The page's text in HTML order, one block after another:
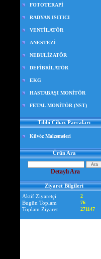
FOTOTERAPİ
RADYAN ISITICI
VENTİLATÖR
ANESTEZİ
NEBULİZATÖR
DEFİBRİLATÖR
EKG
HASTABAŞI MONİTÖR
FETAL MONİTÖR (NST)
Tıbbi Cihaz Parcaları
Küvöz Malzemeleri
Ürün Ara
Detaylı Ara
Ziyaret Bilgileri
Aktif Ziyaretçi
2
Bugün Toplam 76
Toplam Ziyaret 271147